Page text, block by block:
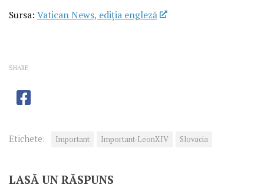
Sursa: Vatican News, ediția engleză
SHARE
Etichete: Important Important-LeonXIV Slovacia
LASĂ UN RĂSPUNS